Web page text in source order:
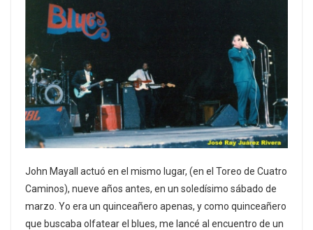
John Mayall actuó en el mismo lugar, (en el Toreo de Cuatro
Caminos), nueve años antes, en un soledísimo sábado de
marzo. Yo era un quinceañero apenas, y como quinceañero
que buscaba olfatear el blues, me lancé al encuentro de un